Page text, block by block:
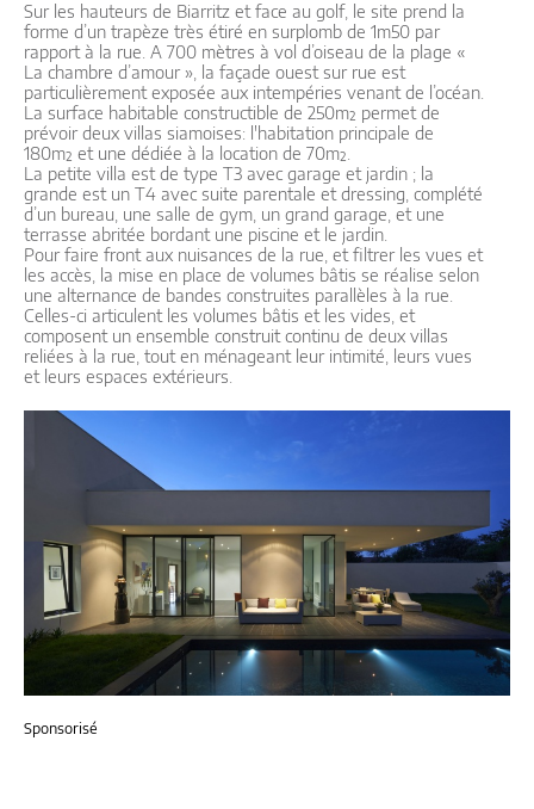
Sur les hauteurs de Biarritz et face au golf, le site prend la
forme d’un trapèze très étiré en surplomb de 1m50 par
rapport à la rue. A 700 mètres à vol d’oiseau de la plage «
La chambre d’amour », la façade ouest sur rue est
particulièrement exposée aux intempéries venant de l’océan.
La surface habitable constructible de 250m² permet de
prévoir deux villas siamoises: l'habitation principale de
180m² et une dédiée à la location de 70m².
La petite villa est de type T3 avec garage et jardin ; la
grande est un T4 avec suite parentale et dressing, complété
d’un bureau, une salle de gym, un grand garage, et une
terrasse abritée bordant une piscine et le jardin.
Pour faire front aux nuisances de la rue, et filtrer les vues et
les accès, la mise en place de volumes bâtis se réalise selon
une alternance de bandes construites parallèles à la rue.
Celles-ci articulent les volumes bâtis et les vides, et
composent un ensemble construit continu de deux villas
reliées à la rue, tout en ménageant leur intimité, leurs vues
et leurs espaces extérieurs.
Sponsorisé